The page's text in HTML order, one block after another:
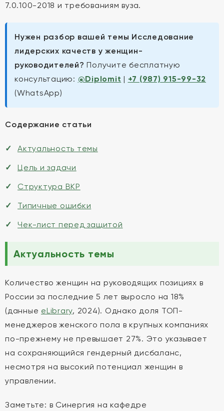
7.0.100-2018 и требованиям вуза.
Нужен разбор вашей темы Исследование
лидерских качеств у женщин-
руководителей? Получите бесплатную
консультацию: @Diplomit | +7 (987) 915-99-32
(WhatsApp)
Содержание статьи
Актуальность темы
Цель и задачи
Структура ВКР
Типичные ошибки
Чек-лист перед защитой
Актуальность темы
Количество женщин на руководящих позициях в
России за последние 5 лет выросло на 18%
(данные eLibrary, 2024). Однако доля ТОП-
менеджеров женского пола в крупных компаниях
по-прежнему не превышает 27%. Это указывает
на сохраняющийся гендерный дисбаланс,
несмотря на высокий потенциал женщин в
управлении.
Заметьте: в Синергия на кафедре